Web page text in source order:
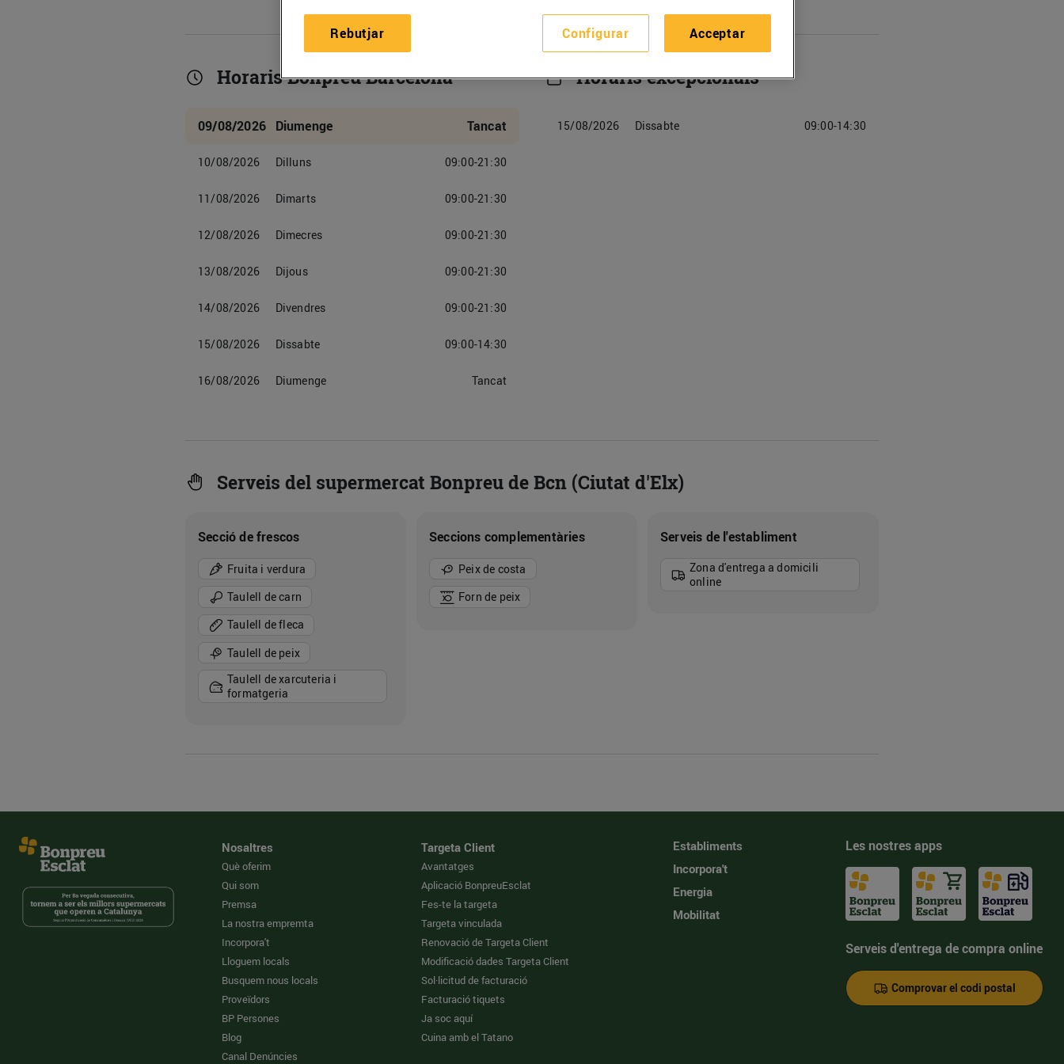
Horaris Bonpreu Barcelona
09/08/2026 Diumenge Tancat
10/08/2026 Dilluns 09:00-21:30
11/08/2026 Dimarts 09:00-21:30
12/08/2026 Dimecres 09:00-21:30
13/08/2026 Dijous 09:00-21:30
14/08/2026 Divendres 09:00-21:30
15/08/2026 Dissabte 09:00-14:30
16/08/2026 Diumenge Tancat
Horaris excepcionals
15/08/2026 Dissabte 09:00-14:30
Serveis del supermercat Bonpreu de Bcn (Ciutat d'Elx)
Secció de frescos
Fruita i verdura
Taulell de carn
Taulell de fleca
Taulell de peix
Taulell de xarcuteria i
formatgeria
Seccions complementàries
Peix de costa
Forn de peix
Serveis de l'establiment
Zona d'entrega a domicili
online
Nosaltres
Què oferim
Qui som
Premsa
La nostra empremta
Incorpora't
Lloguem locals
Busquem nous locals
Proveïdors
BP Persones
Blog
Canal Denúncies
Targeta Client
Avantatges
Aplicació BonpreuEsclat
Fes-te la targeta
Targeta vinculada
Renovació de Targeta Client
Modificació dades Targeta Client
Sol·licitud de facturació
Facturació tiquets
Ja soc aquí
Cuina amb el Tatano
Establiments
Incorpora't
Energia
Mobilitat
Les nostres apps
Serveis d'entrega de compra online
Comprovar el codi postal
Configurar
Rebutjar Acceptar